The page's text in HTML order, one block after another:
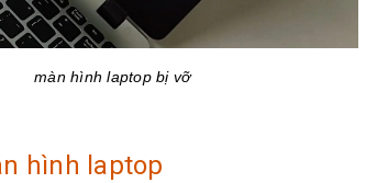
màn hình laptop bị vỡ
hình laptop